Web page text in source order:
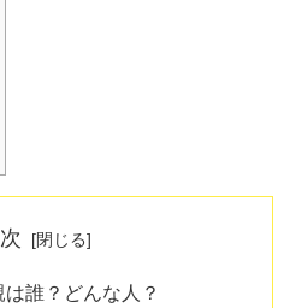
誰？どんな人？